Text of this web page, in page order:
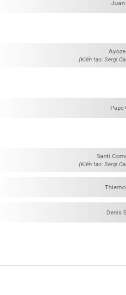
Juan
(Kiến tạo: Sergi
Pape
Santi
(Kiến tạo: Sergi
Denis